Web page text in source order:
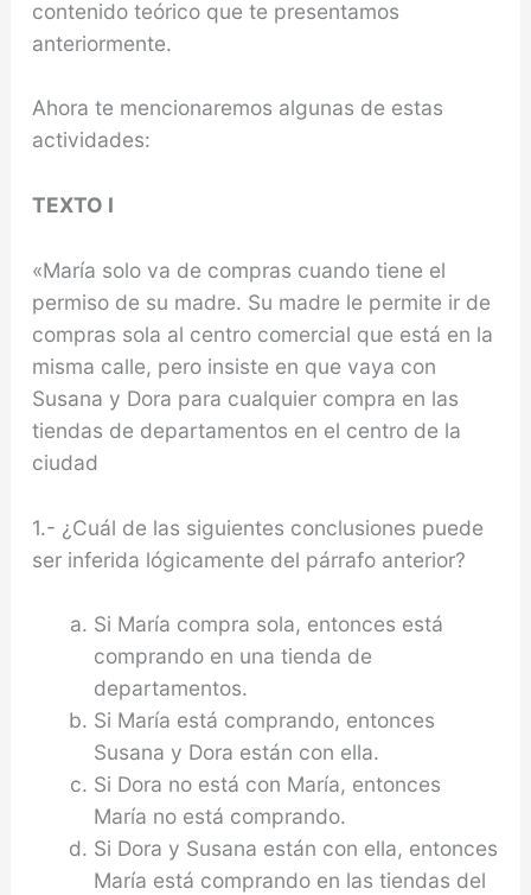
contenido teórico que te presentamos
anteriormente.
Ahora te mencionaremos algunas de estas
actividades:
TEXTO I
«María solo va de compras cuando tiene el
permiso de su madre. Su madre le permite ir de
compras sola al centro comercial que está en la
misma calle, pero insiste en que vaya con
Susana y Dora para cualquier compra en las
tiendas de departamentos en el centro de la
ciudad
1.- ¿Cuál de las siguientes conclusiones puede
ser in­ferida lógicamente del párrafo anterior?
Si María compra sola, entonces está
compran­do en una tienda de
departamentos.
Si María está comprando, entonces
Susana y Dora están con ella.
Si Dora no está con María, entonces
María no está comprando.
Si Dora y Susana están con ella, entonces
María está comprando en las tiendas del